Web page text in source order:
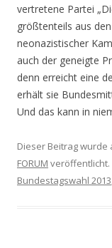
vertretene Partei
größtenteils aus
neonazistischer
auch der geneigte
denn erreicht eine
erhält sie
Und das kann in
Dieser Beitrag wurde
FORUM veröffentlicht.
Bundestagswahl 2013